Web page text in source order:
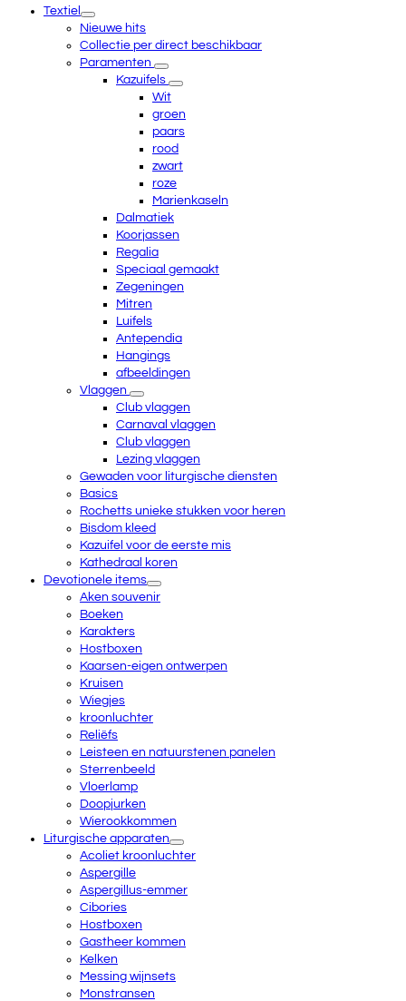
menuTextiel
Nieuwe hits
Collectie per direct beschikbaar
Paramenten
Kazuifels
Wit
groen
paars
rood
zwart
roze
Marienkaseln
Dalmatiek
Koorjassen
Regalia
Speciaal gemaakt
Zegeningen
Mitren
Luifels
Antependia
Hangings
afbeeldingen
Vlaggen
Club vlaggen
Carnaval vlaggen
Club vlaggen
Lezing vlaggen
Gewaden voor liturgische diensten
Basics
Rochetts unieke stukken voor heren
Bisdom kleed
Kazuifel voor de eerste mis
Kathedraal koren
Devotionele items
Aken souvenir
Boeken
Karakters
Hostboxen
Kaarsen-eigen ontwerpen
Kruisen
Wiegjes
kroonluchter
Reliëfs
Leisteen en natuurstenen panelen
Sterrenbeeld
Vloerlamp
Doopjurken
Wierookkommen
Liturgische apparaten
Acoliet kroonluchter
Aspergille
Aspergillus-emmer
Cibories
Hostboxen
Gastheer kommen
Kelken
Messing wijnsets
Monstransen